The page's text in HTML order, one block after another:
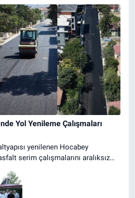
Yol Yenileme Çalışmaları
yenilenen Hocabey
serim çalışmalarını aralıksız